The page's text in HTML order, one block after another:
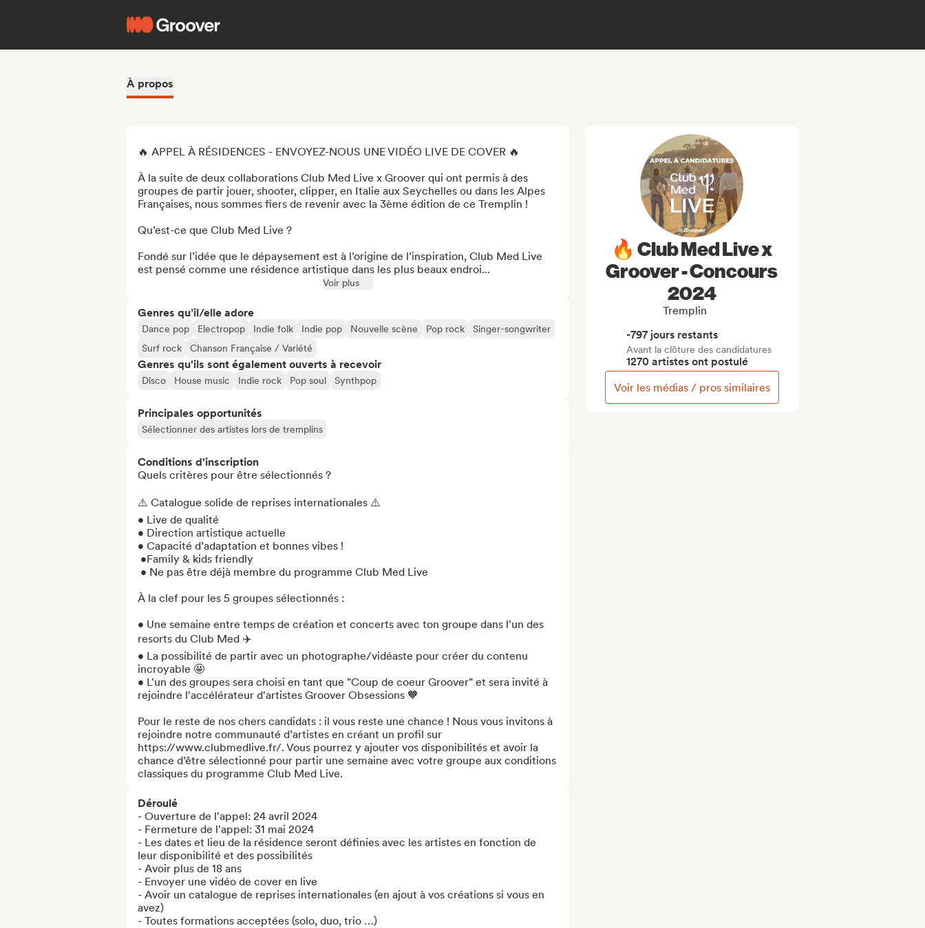
À propos
🔥 APPEL À RÉSIDENCES - ENVOYEZ-NOUS UNE VIDÉO LIVE DE COVER 🔥
À la suite de deux collaborations Club Med Live x Groover qui ont permis à des
groupes de partir jouer, shooter, clipper, en Italie aux Seychelles ou dans les Alpes
Françaises, nous sommes fiers de revenir avec la 3ème édition de ce Tremplin !
Qu’est-ce que Club Med Live ?
Fondé sur l’idée que le dépaysement est à l’origine de l’inspiration, Club Med Live
est pensé comme une résidence artistique dans les plus beaux endroi...
Voir plus
Genres qu’il/elle adore
Dance pop Electropop Indie folk Indie pop Nouvelle scène Pop rock
Singer-songwriter
Surf rock
Chanson Française / Variété
Genres qu'ils sont également ouverts à recevoir
Disco House music Indie rock Pop soul Synthpop
Principales opportunités
Sélectionner des artistes lors de tremplins
Conditions d'inscription
Quels critères pour être sélectionnés ?
⚠️ Catalogue solide de reprises internationales ⚠️
• Live de qualité
• Direction artistique actuelle
• Capacité d’adaptation et bonnes vibes !
À la clef pour les 5 groupes sélectionnés :
• Une semaine entre temps de création et concerts avec ton groupe dans l'un des
resorts du Club Med ✈️
• La possibilité de partir avec un photographe/vidéaste pour créer du contenu
incroyable 🤩
• L'un des groupes sera choisi en tant que "Coup de coeur Groover" et sera invité à
rejoindre l'accélérateur d'artistes Groover Obsessions 🧡
Pour le reste de nos chers candidats : il vous reste une chance ! Nous vous invitons à
rejoindre notre communauté d’artistes en créant un profil sur
https://www.clubmedlive.fr/. Vous pourrez y ajouter vos disponibilités et avoir la
chance d’être sélectionné pour partir une semaine avec votre groupe aux conditions
classiques du programme Club Med Live.
Déroulé
- Ouverture de l'appel: 24 avril 2024
- Fermeture de l'appel: 31 mai 2024
- Les dates et lieu de la résidence seront définies avec les artistes en fonction de
leur disponibilité et des possibilités
- Avoir plus de 18 ans
- Envoyer une vidéo de cover en live
- Avoir un catalogue de reprises internationales (en ajout à vos créations si vous en
avez)
- Toutes formations acceptées (solo, duo, trio …)
🔥 Club Med Live x
Groover - Concours
2024
Tremplin
-797 jours restants
Avant la clôture des candidatures
1270 artistes ont postulé
Voir les médias / pros similaires